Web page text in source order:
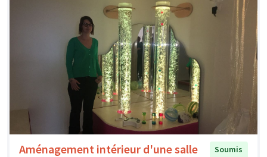
Aménagement intérieur d'une salle
Soumis